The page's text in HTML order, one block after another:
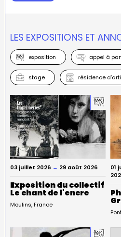
LES EXPOSITIONS ET
exposition appel à
stage résidence
03 juillet 2026 → 29 août 2026
Exposition du collectif
Le chant de l'encre
Moulins France
01